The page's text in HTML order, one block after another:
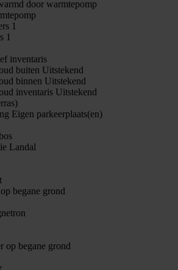
door warmtepomp
1
1
inventaris
buiten Uitstekend
binnen Uitstekend
inventaris Uitstekend
Eigen parkeerplaats(en)
Landal
begane grond
op begane grond